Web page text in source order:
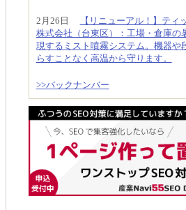
2月26日
【リニューアル！】ティ
株式会社（台東区）：工場・倉庫の
現するミスト噴霧システム。機器や
らすことなく高温から守ります。
>>バックナンバー